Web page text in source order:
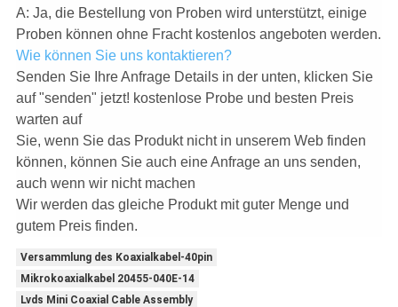
A: Ja, die Bestellung von Proben wird unterstützt, einige
Proben können ohne Fracht kostenlos angeboten werden.
Wie können Sie uns kontaktieren?
Senden Sie Ihre Anfrage Details in der unten, klicken Sie
auf "senden" jetzt! kostenlose Probe und besten Preis
warten auf
Sie, wenn Sie das Produkt nicht in unserem Web finden
können, können Sie auch eine Anfrage an uns senden,
auch wenn wir nicht machen
Wir werden das gleiche Produkt mit guter Menge und
gutem Preis finden.
Versammlung des Koaxialkabel-40pin
Mikrokoaxialkabel 20455-040E-14
Lvds Mini Coaxial Cable Assembly